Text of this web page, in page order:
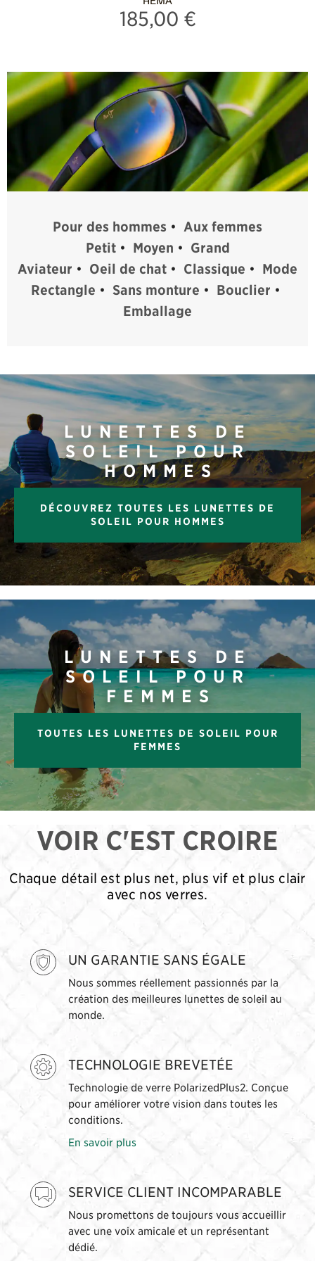
185,00 €
Pour des hommes • Aux femmes
Petit• Moyen • Grand
Aviateur • Oeil de chat • Classique • Mode
Rectangle • Sans monture • Bouclier •
Emballage
LUNETTES DE
SOLEIL POUR
HOMMES
DÉCOUVREZ TOUTES LES LUNETTES DE
SOLEIL POUR HOMMES
LUNETTES DE
SOLEIL POUR
FEMMES
TOUTES LES LUNETTES DE SOLEIL POUR
FEMMES
VOIR C'EST CROIRE
Chaque détail est plus net, plus vif et plus clair
avec nos verres.
UN GARANTIE SANS ÉGALE
Nous sommes réellement passionnés par la
création des meilleures lunettes de soleil au
monde.
TECHNOLOGIE BREVETÉE
Technologie de verre PolarizedPlus2. Conçue
pour améliorer votre vision dans toutes les
conditions.
En savoir plus
SERVICE CLIENT INCOMPARABLE
Nous promettons de toujours vous accueillir
avec une voix amicale et un représentant
dédié.